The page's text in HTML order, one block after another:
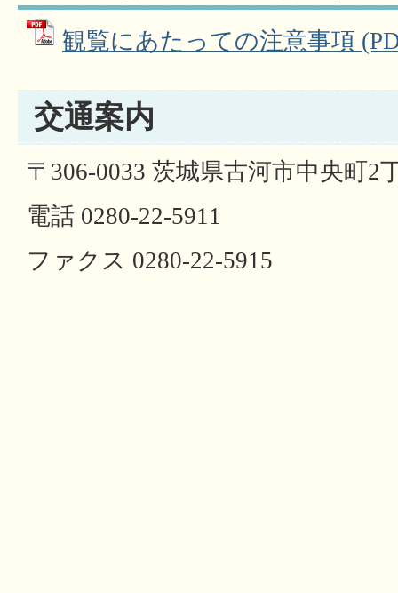
観覧にあたっての注意事項
交通案内
〒306-0033 茨城県古河市中央町2
電話 0280-22-5911
ファクス 0280-22-5915